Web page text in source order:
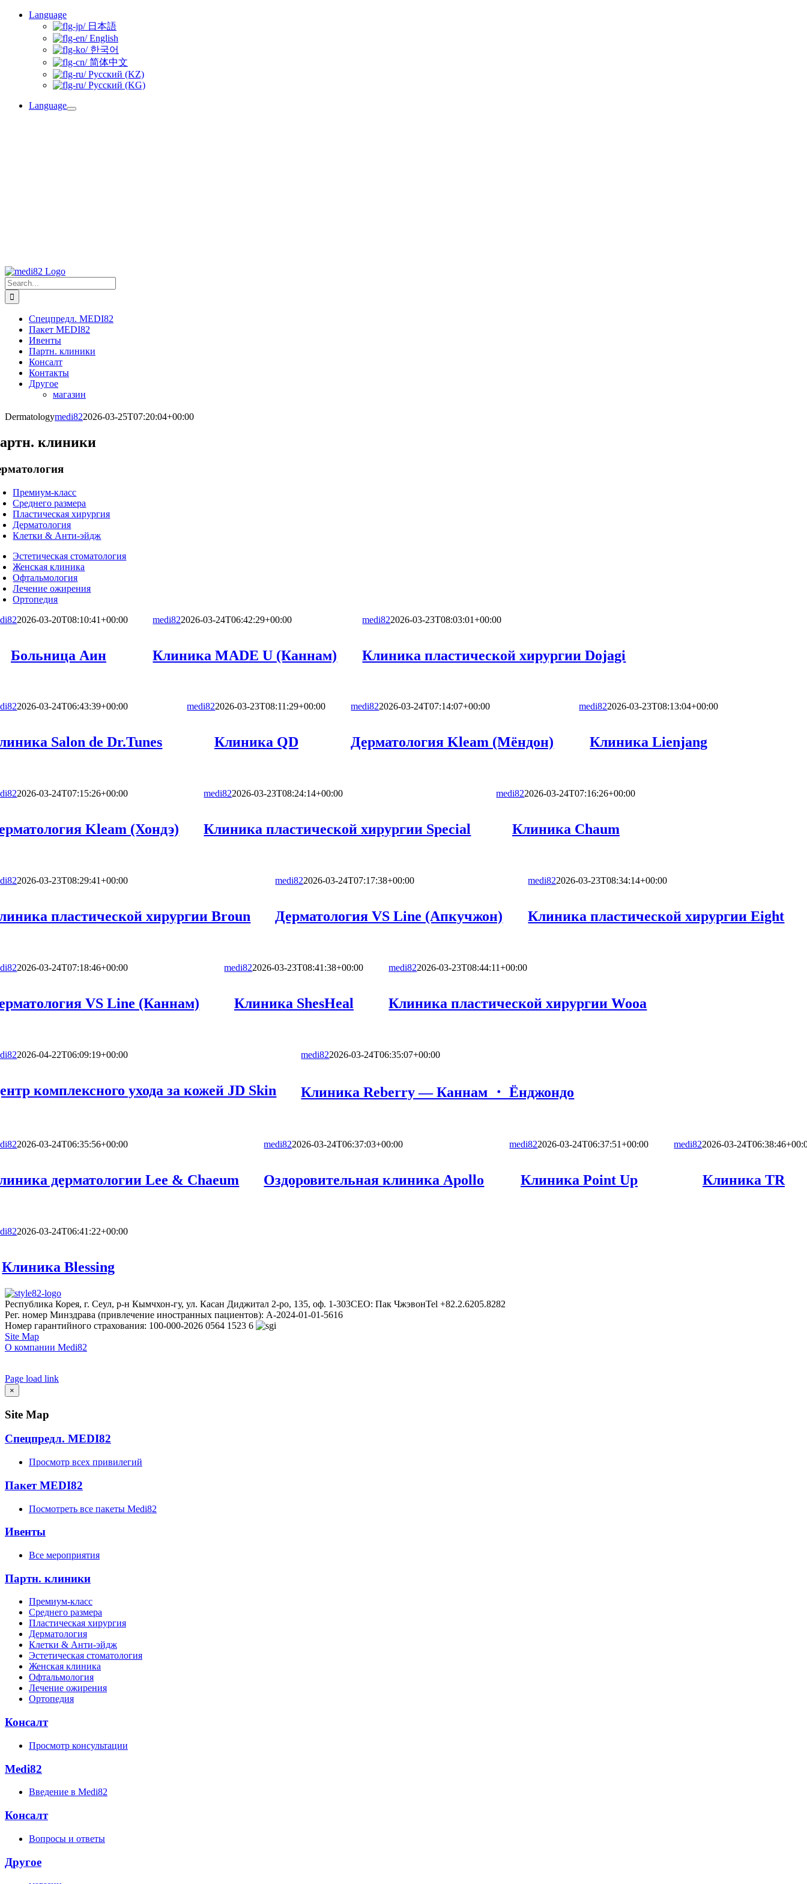
Skip
Language
日本語
English
한국어
简体中文
Русский (KZ)
Русский (KG)
Language
Search
for:
Спецпредл. MEDI82
Пакет MEDI82
Ивенты
Партн. клиники
Консалт
Контакты
Другое
магазин
Dermatologymedi822026-03-25T07:20:04+00:00
клиники
Премиум-класс
Среднего размера
Пластическая хирургия
Дерматология
Клетки & Анти-эйдж
Эстетическая стоматология
Женская клиника
Офтальмология
Лечение ожирения
Ортопедия
2026-03-20T08:10:41+00:00
Больница Аин
medi822026-03-24T06:42:29+00:00
Клиника MADE U (Каннам)
medi822026-03-23T08:03:01+00:00
Клиника пластической хирургии Dojagi
2026-03-24T06:43:39+00:00
Salon de Dr.Tunes
medi822026-03-23T08:11:29+00:00
Клиника QD
medi822026-03-24T07:14:07+00:00
Дерматология Kleam (Мёндон)
medi822026-03-23T08:13:04+00:00
Клиника Lienjang
2026-03-24T07:15:26+00:00
Kleam (Хондэ)
medi822026-03-23T08:24:14+00:00
Клиника пластической хирургии Special
medi822026-03-24T07:16:26+00:00
Клиника Chaum
2026-03-23T08:29:41+00:00
пластической хирургии Broun
medi822026-03-24T07:17:38+00:00
Дерматология VS Line (Апкучжон)
medi822026-03-23T08:34:14+00:00
Клиника пластической хирургии Eight
2026-03-24T07:18:46+00:00
VS Line (Каннам)
medi822026-03-23T08:41:38+00:00
Клиника ShesHeal
medi822026-03-23T08:44:11+00:00
Клиника пластической хирургии Wooa
2026-04-22T06:09:19+00:00
комплексного ухода за кожей JD Skin
medi822026-03-24T06:35:07+00:00
Клиника Reberry — Каннам ・ Ёнджондо
2026-03-24T06:35:56+00:00
дерматологии Lee & Chaeum
medi822026-03-24T06:37:03+00:00
Оздоровительная клиника Apollo
medi822026-03-24T06:37:51+00:00
Клиника Point Up
medi822026-03-
Клиника TR
2026-03-24T06:41:22+00:00
Клиника Blessing
Республика Корея, г. Сеул, р-н Кымчхон-гу, ул. Касан Диджитал 2-ро, 135, оф. 1-303CEO: Пак ЧжэвонTel +82.2.6205.8282
Рег. номер Минздрава (привлечение иностранных пациентов): A-2024-01-01-5616
Номер гарантийного страхования: 100-000-2026 0564 1523 6
Site Map
О компании Medi82
Page load link
Go
to
Top
×
Site Map
Спецпредл. MEDI82
Просмотр всех привилегий
Пакет MEDI82
Посмотреть все пакеты Medi82
Ивенты
Все мероприятия
Партн. клиники
Премиум-класс
Среднего размера
Пластическая хирургия
Дерматология
Клетки & Анти-эйдж
Эстетическая стоматология
Женская клиника
Офтальмология
Лечение ожирения
Ортопедия
Консалт
Просмотр консультации
Medi82
Введение в Medi82
Консалт
Вопросы и ответы
Другое